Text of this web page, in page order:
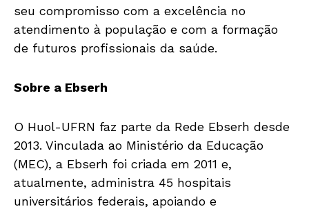
seu compromisso com a excelência no
atendimento à população e com a formação
de futuros profissionais da saúde.
Sobre a Ebserh
O Huol-UFRN faz parte da Rede Ebserh desde
2013. Vinculada ao Ministério da Educação
(MEC), a Ebserh foi criada em 2011 e,
atualmente, administra 45 hospitais
universitários federais, apoiando e